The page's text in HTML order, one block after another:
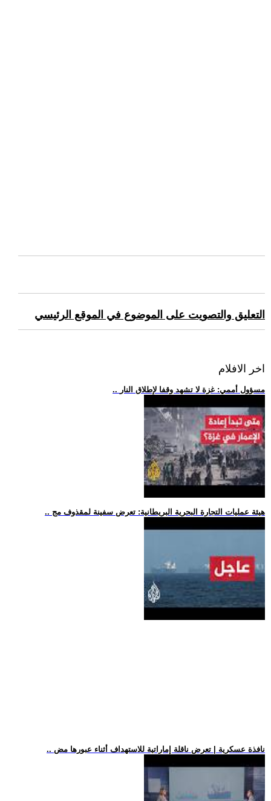
التعليق والتصويت على الموضوع في الموقع الرئيسي
اخر الافلام
.. مسؤول أممي: غزة لا تشهد وقفا لإطلاق النار
.. هيئة عمليات التجارة البحرية البريطانية: تعرض سفينة لمقذوف مج
.. نافذة عسكرية | تعرض ناقلة إماراتية للاستهداف أثناء عبورها مض